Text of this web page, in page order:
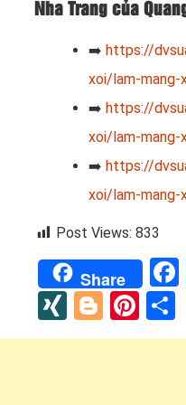
Nha Trang của
➡️ https://
xoi/lam-
➡️ https://
xoi/lam-mang-
➡️ https://
xoi/lam-mang-
Post Views: 833
Share
XINGBlogger